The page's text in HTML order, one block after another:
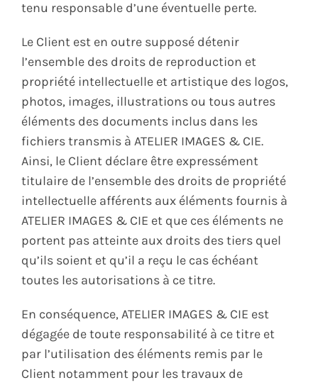
tenu responsable d’une éventuelle perte.
Le Client est en outre supposé détenir
l’ensemble des droits de reproduction et
propriété intellectuelle et artistique des logos,
photos, images, illustrations ou tous autres
éléments des documents inclus dans les
fichiers transmis à ATELIER IMAGES & CIE.
Ainsi, le Client déclare être expressément
titulaire de l’ensemble des droits de propriété
intellectuelle afférents aux éléments fournis à
ATELIER IMAGES & CIE et que ces éléments ne
portent pas atteinte aux droits des tiers quel
qu’ils soient et qu’il a reçu le cas échéant
toutes les autorisations à ce titre.
En conséquence, ATELIER IMAGES & CIE est
dégagée de toute responsabilité à ce titre et
par l’utilisation des éléments remis par le
Client notamment pour les travaux de